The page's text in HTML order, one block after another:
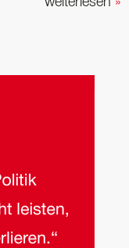
weiterlesen »